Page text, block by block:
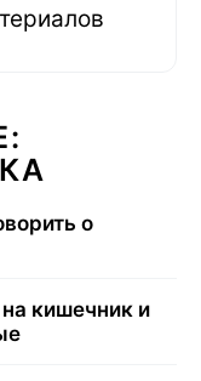
о
кишечник и